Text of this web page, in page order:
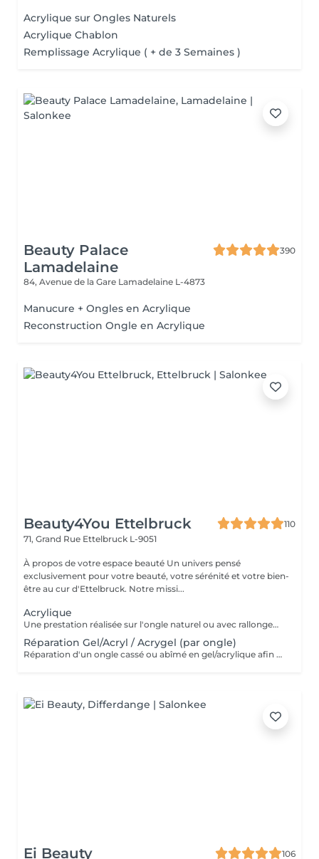
Acrylique sur Ongles Naturels
Acrylique Chablon
Remplissage Acrylique ( + de 3 Semaines )
Beauty Palace
Lamadelaine
390
84, Avenue de la Gare Lamadelaine L-4873
Manucure + Ongles en Acrylique
Reconstruction Ongle en Acrylique
Beauty4You Ettelbruck
110
71, Grand Rue Ettelbruck L-9051
À propos de votre espace beauté Un univers pensé
exclusivement pour votre beauté, votre sérénité et votre bien-
être au cur d'Ettelbruck. Notre missi...
Acrylique
Une prestation réalisée sur l'ongle naturel ou avec rallongement, idéale pour des ongles solides, élégants et durables. * Préparation de l'ongle naturel * Mise en forme des ongles * Travail des cuticules * Application de l'acrylique * Finition au choix * 2 décorations incluses
Réparation Gel/Acryl / Acrygel (par ongle)
Réparation d'un ongle cassé ou abîmé en gel/acrylique afin de restaurer sa forme, sa solidité et son esthétique. Ce service est réalisé uniquement sur les ongles nécessitant une réparation.
Ei Beauty
106